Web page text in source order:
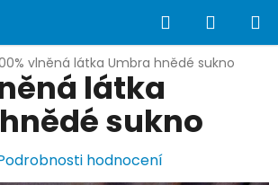
Hledat
KOŠÍK
vlněná látka Umbra hnědé sukno
látka
sukno
hodnocení